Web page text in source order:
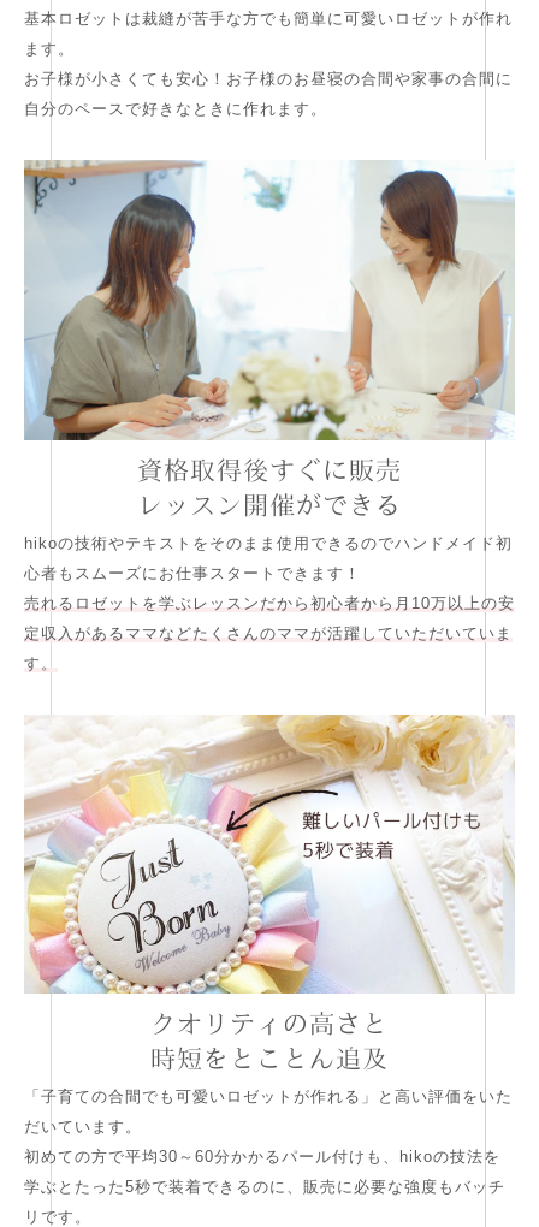
基本ロゼットは裁縫が苦手な方でも簡単に可愛いロゼットが作れ
ます。
お子様が小さくても安心！お子様のお昼寝の合間や家事の合間に
自分のペースで好きなときに作れます。
資格取得後すぐに販売
レッスン開催ができる
hikoの技術やテキストをそのまま使用できるのでハンドメイド初
心者もスムーズにお仕事スタートできます！
売れるロゼットを学ぶレッスンだから初心者から月10万以上の安
定収入があるママなどたくさんのママが活躍していただいていま
す。
クオリティの高さと
時短をとことん追及
「子育ての合間でも可愛いロゼットが作れる」と高い評価をいた
だいています。
初めての方で平均30～60分かかるパール付けも、hikoの技法を
学ぶとたった5秒で装着できるのに、販売に必要な強度もバッチ
リです。